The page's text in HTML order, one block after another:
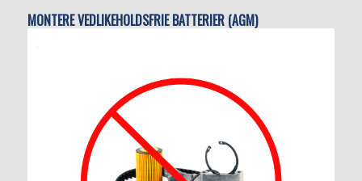
MONTERE VEDLIKEHOLDSFRIE BATTERIER (AGM)